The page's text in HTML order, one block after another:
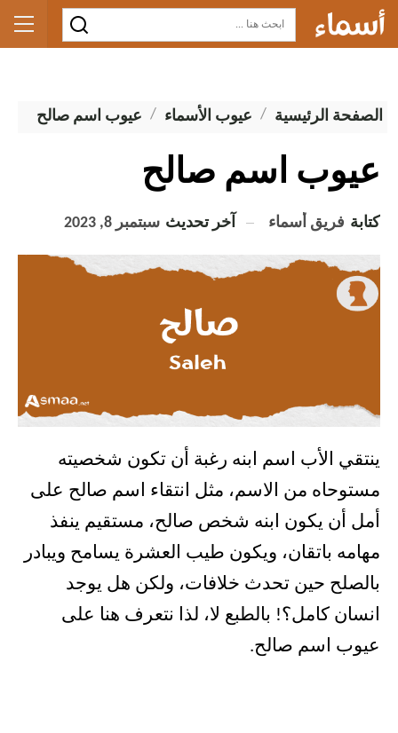
الصفحة الرئيسية عيوب الأسماء عيوب اسم صالح
عيوب اسم صالح
كتابة فريق أسماء آخر تحديث سبتمبر 8, 2023
ينتقي الأب اسم ابنه رغبة أن تكون شخصيته
مستوحاه من الاسم، مثل انتقاء اسم صالح على
أمل أن يكون ابنه شخص صالح، مستقيم ينفذ
مهامه باتقان، ويكون طيب العشرة يسامح ويبادر
بالصلح حين تحدث خلافات، ولكن هل يوجد
انسان كامل؟! بالطبع لا، لذا نتعرف هنا على
عيوب اسم صالح.